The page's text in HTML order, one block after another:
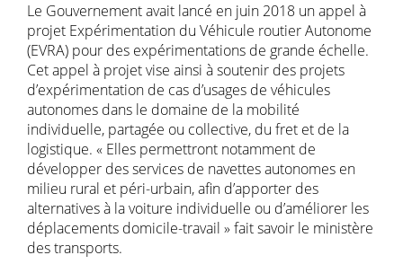
Le Gouvernement avait lancé en juin 2018 un appel à
projet Expérimentation du Véhicule routier Autonome
(EVRA) pour des expérimentations de grande échelle.
Cet appel à projet vise ainsi à soutenir des projets
d’expérimentation de cas d’usages de véhicules
autonomes dans le domaine de la mobilité
individuelle, partagée ou collective, du fret et de la
logistique. « Elles permettront notamment de
développer des services de navettes autonomes en
milieu rural et péri-urbain, afin d’apporter des
alternatives à la voiture individuelle ou d’améliorer les
déplacements domicile-travail » fait savoir le ministère
des transports.